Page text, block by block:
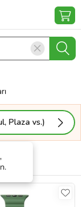
Plaza vs.)